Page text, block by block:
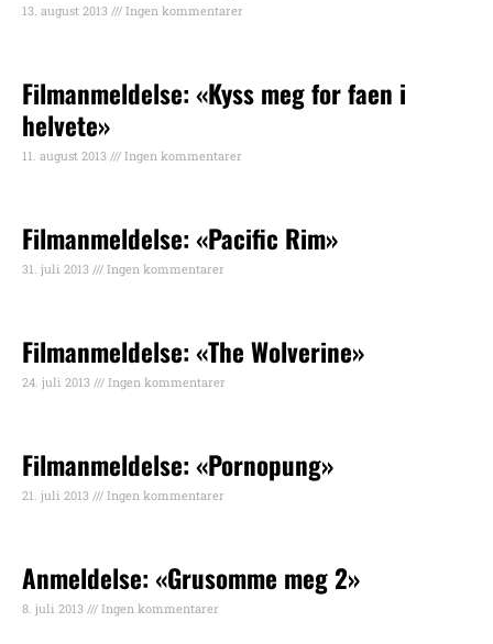
13. august 2013 Ingen kommentarer
Filmanmeldelse: «Kyss meg for faen i
helvete»
11. august 2013 Ingen kommentarer
Filmanmeldelse: «Pacific Rim»
31. juli 2013 Ingen kommentarer
Filmanmeldelse: «The Wolverine»
24. juli 2013 Ingen kommentarer
Filmanmeldelse: «Pornopung»
21. juli 2013 Ingen kommentarer
Anmeldelse: «Grusomme meg 2»
8. juli 2013 Ingen kommentarer